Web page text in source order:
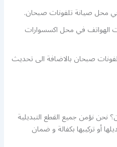
في محل صيانة تلفونات صبحان.
الهواتف في محل اكسسوارات
صبحان بالاضافة الى تحديث
نؤمن جميع القطع التبديلية
أو تركيبها بكفالة و ضمان